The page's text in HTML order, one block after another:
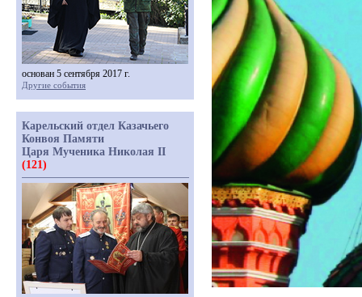
основан 5 сентября 2017 г.
Другие события
Карельский отдел Казачьего
Конвоя Памяти
Царя Мученика Николая II
(121)